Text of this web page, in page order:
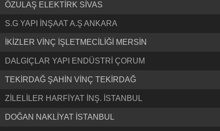
ÖZULAŞ ELEKTİRK SİVAS
S.G YAPI İNŞAAT A.Ş ANKARA
İKİZLER VİNÇ İŞLETMECİLİĞİ MERSİN
DALGIÇLAR YAPI ENDÜSTRİ ÇORUM
TEKİRDAĞ ŞAHİN VİNÇ TEKİRDAĞ
ZİLELİLER HARFİYAT İNŞ. İSTANBUL
DOĞAN NAKLİYAT İSTANBUL